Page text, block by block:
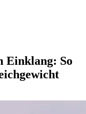
Einklang: So